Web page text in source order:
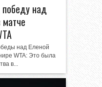
победу над
над Еленой
WTA: Это была
в...